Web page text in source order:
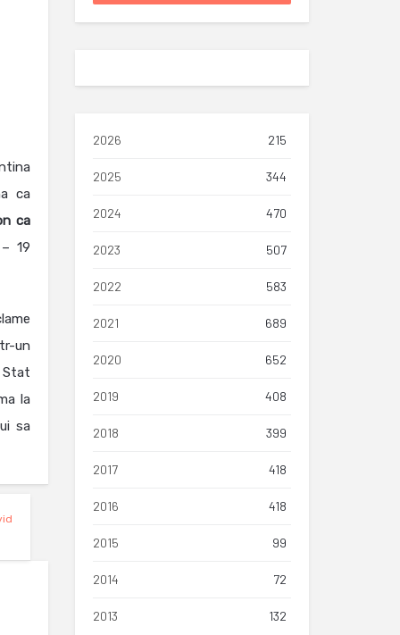
ca
ca
19
un
la
sa
2026 215
2025 344
2024 470
2023 507
2022 583
2021 689
2020 652
2019 408
2018 399
2017 418
2016 418
2015 99
2014 72
2013 132